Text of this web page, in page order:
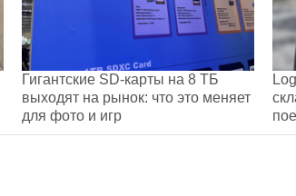
Гигантские SD-карты на 8 ТБ
выходят на рынок: что это меняет
для фото и игр